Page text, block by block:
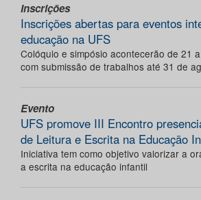
Inscrições
Inscrições abertas para eventos
educação na UFS
Colóquio e simpósio acontecerão de 21
com submissão de trabalhos até 31 de
Evento
UFS promove III Encontro
de Leitura e Escrita na Educação
Iniciativa tem como objetivo valorizar a
a escrita na educação infantil